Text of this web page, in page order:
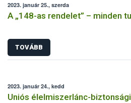
2023. január 25., szerda
A „148-as rendelet” – minden
TOVÁBB
2023. január 24., kedd
Uniós élelmiszerlánc-